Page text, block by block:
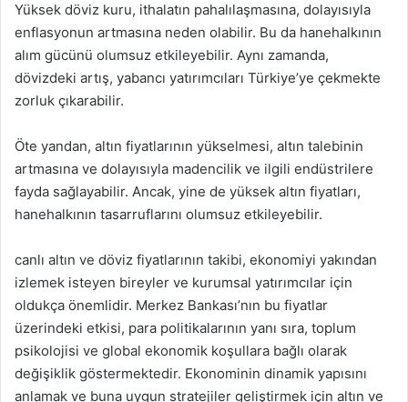
Yüksek döviz kuru, ithalatın pahalılaşmasına, dolayısıyla
enflasyonun artmasına neden olabilir. Bu da hanehalkının
alım gücünü olumsuz etkileyebilir. Aynı zamanda,
dövizdeki artış, yabancı yatırımcıları Türkiye’ye çekmekte
zorluk çıkarabilir.
Öte yandan, altın fiyatlarının yükselmesi, altın talebinin
artmasına ve dolayısıyla madencilik ve ilgili endüstrilere
fayda sağlayabilir. Ancak, yine de yüksek altın fiyatları,
hanehalkının tasarruflarını olumsuz etkileyebilir.
canlı altın ve döviz fiyatlarının takibi, ekonomiyi yakından
izlemek isteyen bireyler ve kurumsal yatırımcılar için
oldukça önemlidir. Merkez Bankası’nın bu fiyatlar
üzerindeki etkisi, para politikalarının yanı sıra, toplum
psikolojisi ve global ekonomik koşullara bağlı olarak
değişiklik göstermektedir. Ekonominin dinamik yapısını
anlamak ve buna uygun stratejiler geliştirmek için altın ve